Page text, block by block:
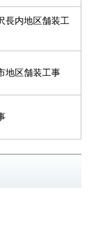
長内地区舗装工
地区舗装工事